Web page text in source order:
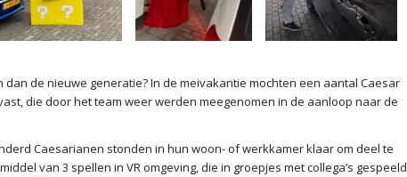
dan de nieuwe generatie? In de meivakantie mochten een aantal Caesar
die door het team weer werden meegenomen in de aanloop naar de
Caesarianen stonden in hun woon- of werkkamer klaar om deel te
van 3 spellen in VR omgeving, die in groepjes met collega’s gespeeld